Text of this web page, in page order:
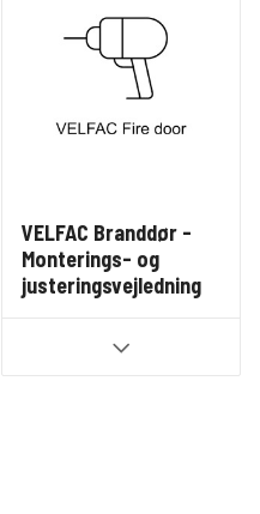
VELFAC Branddør -
Monterings- og
justeringsvejledning